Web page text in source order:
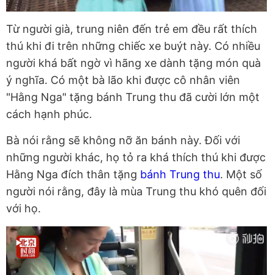
Từ người già, trung niên đến trẻ em đều rất thích
thú khi đi trên những chiếc xe buýt này. Có nhiều
người khá bất ngờ vì hãng xe dành tặng món quà
ý nghĩa. Có một bà lão khi được cô nhân viên
"Hằng Nga" tặng bánh Trung thu đã cười lớn một
cách hạnh phúc.
Bà nói rằng sẽ không nỡ ăn bánh này. Đối với
những người khác, họ tỏ ra khá thích thú khi được
Hằng Nga đích thân tặng bánh Trung thu. Một số
người nói rằng, đây là mùa Trung thu khó quên đối
với họ.